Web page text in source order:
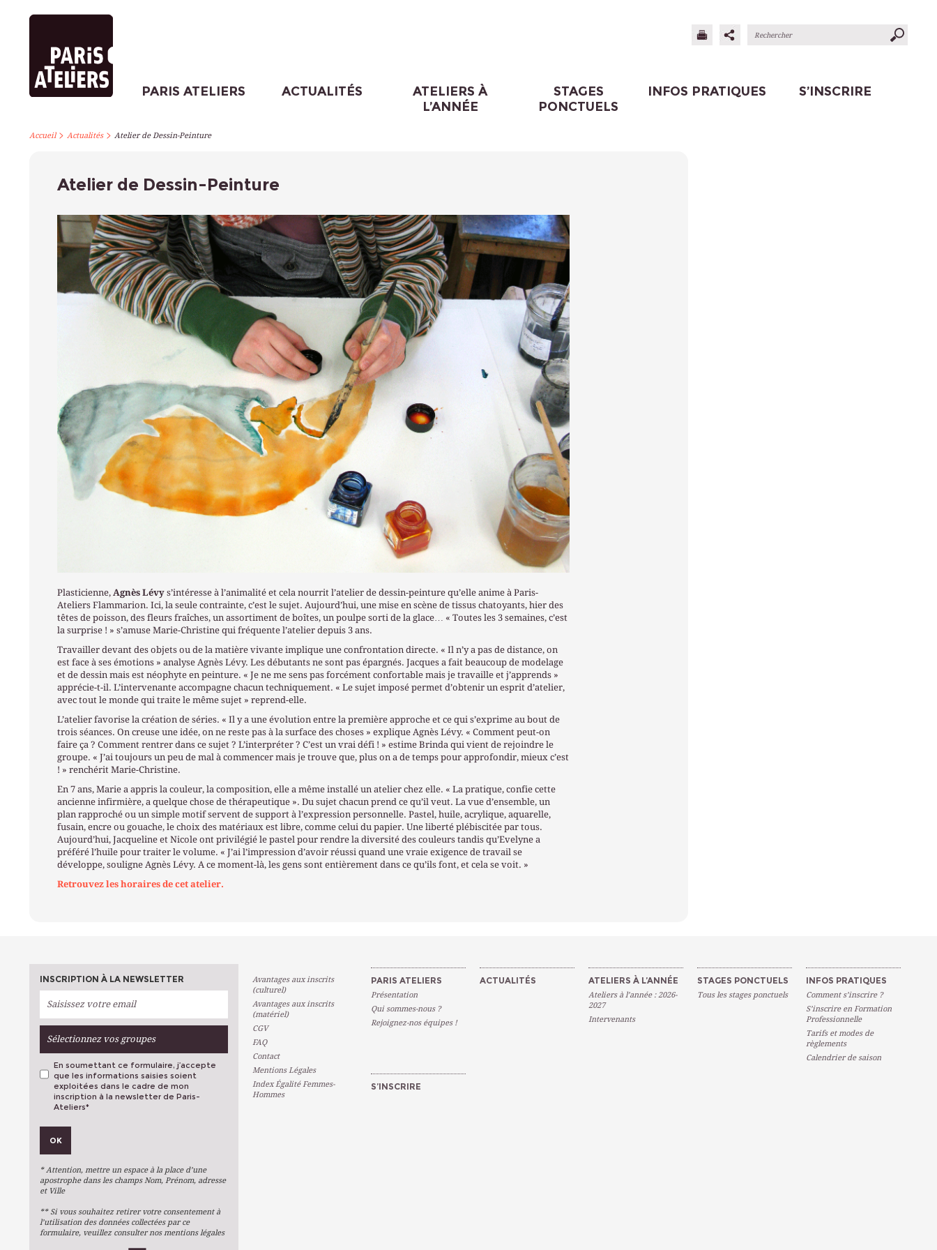
PARIS ATELIERS ACTUALITÉS
ATELIERS À
L’ANNÉE
STAGES
PONCTUELS
INFOS PRATIQUES S’INSCRIRE
Accueil> Actualités> Atelier de Dessin-Peinture
Atelier de Dessin-Peinture
Plasticienne, Agnès Lévy s’intéresse à l’animalité et cela nourrit l’atelier de dessin-peinture qu’elle anime à Paris-
Ateliers Flammarion. Ici, la seule contrainte, c’est le sujet. Aujourd’hui, une mise en scène de tissus chatoyants, hier des
têtes de poisson, des fleurs fraîches, un assortiment de boîtes, un poulpe sorti de la glace… « Toutes les 3 semaines, c’est
la surprise ! » s’amuse Marie-Christine qui fréquente l’atelier depuis 3 ans.
Travailler devant des objets ou de la matière vivante implique une confrontation directe. « Il n’y a pas de distance, on
est face à ses émotions » analyse Agnès Lévy. Les débutants ne sont pas épargnés. Jacques a fait beaucoup de modelage
et de dessin mais est néophyte en peinture. « Je ne me sens pas forcément confortable mais je travaille et j’apprends »
apprécie-t-il. L’intervenante accompagne chacun techniquement. « Le sujet imposé permet d’obtenir un esprit d’atelier,
avec tout le monde qui traite le même sujet » reprend-elle.
L’atelier favorise la création de séries. « Il y a une évolution entre la première approche et ce qui s’exprime au bout de
trois séances. On creuse une idée, on ne reste pas à la surface des choses » explique Agnès Lévy. « Comment peut-on
faire ça ? Comment rentrer dans ce sujet ? L’interpréter ? C’est un vrai défi ! » estime Brinda qui vient de rejoindre le
groupe. « J’ai toujours un peu de mal à commencer mais je trouve que, plus on a de temps pour approfondir, mieux c’est
! » renchérit Marie-Christine.
En 7 ans, Marie a appris la couleur, la composition, elle a même installé un atelier chez elle. « La pratique, confie cette
ancienne infirmière, a quelque chose de thérapeutique ». Du sujet chacun prend ce qu’il veut. La vue d’ensemble, un
plan rapproché ou un simple motif servent de support à l’expression personnelle. Pastel, huile, acrylique, aquarelle,
fusain, encre ou gouache, le choix des matériaux est libre, comme celui du papier. Une liberté plébiscitée par tous.
Aujourd’hui, Jacqueline et Nicole ont privilégié le pastel pour rendre la diversité des couleurs tandis qu’Evelyne a
préféré l’huile pour traiter le volume. « J’ai l’impression d’avoir réussi quand une vraie exigence de travail se
développe, souligne Agnès Lévy. A ce moment-là, les gens sont entièrement dans ce qu’ils font, et cela se voit. »
Retrouvez les horaires de cet atelier.
INSCRIPTION À LA NEWSLETTER
Sélectionnez vos groupes
Métiers D'art
Arts Du Texte
Stages Ponctuels
Ateliers À L'année
En soumettant ce formulaire, j’accepte
que les informations saisies soient
exploitées dans le cadre de mon
inscription à la newsletter de Paris-
Ateliers*
OK
* Attention, mettre un espace à la place d’une
apostrophe dans les champs Nom, Prénom, adresse
et Ville
** Si vous souhaitez retirer votre consentement à
l’utilisation des données collectées par ce
formulaire, veuillez consulter nos mentions légales
Avantages aux inscrits
(culturel)
Avantages aux inscrits
(matériel)
CGV
FAQ
Contact
Mentions Légales
Index Égalité Femmes-
Hommes
PARIS ATELIERS
Présentation
Qui sommes-nous ?
Rejoignez-nos équipes !
ACTUALITÉS ATELIERS À L’ANNÉE
Ateliers à l’année : 2026-
2027
Intervenants
STAGES PONCTUELS
Tous les stages ponctuels
INFOS PRATIQUES
Comment s’inscrire ?
S’inscrire en Formation
Professionnelle
Tarifs et modes de
règlements
Calendrier de saison
S’INSCRIRE